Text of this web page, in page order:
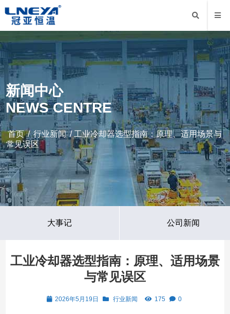
新闻中心
NEWS CENTRE
首页/行业新闻/ 工业冷却器选型指南：原理、适用场景与
常见误区
大事记 公司新闻
工业冷却器选型指南：原理、适用场景
与常见误区
2026年5月19日 行业新闻 175 0